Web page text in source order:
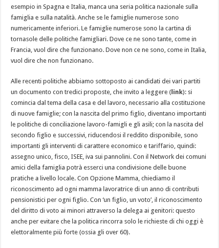
esempio in Spagna e Italia, manca una seria politica nazionale sulla
famiglia e sulla natalità. Anche se le famiglie numerose sono
numericamente inferiori. Le famiglie numerose sono la cartina di
tornasole delle politiche famigliari. Dove ce ne sono tante, come in
Francia, vuol dire che funzionano. Dove non ce ne sono, come in Italia,
vuol dire che non funzionano.
Alle recenti politiche abbiamo sottoposto ai candidati dei vari partiti
un documento con tredici proposte, che invito a leggere (link): si
comincia dal tema della casa e del lavoro, necessario alla costituzione
di nuove famiglie; con la nascita del primo figlio, diventano importanti
le politiche di conciliazione lavoro-famigli e gli asili; con la nascita del
secondo figlio e successivi, riducendosi il reddito disponibile, sono
importanti gli interventi di carattere economico e tariffario, quindi:
assegno unico, fisco, ISEE, iva sui pannolini. Con il Network dei comuni
amici della famiglia potrà esserci una condivisione delle buone
pratiche a livello locale. Con Opzione Mamma, chiediamo il
riconoscimento ad ogni mamma lavoratrice di un anno di contributi
pensionistici per ogni figlio. Con ‘un figlio, un voto’, il riconoscimento
del diritto di voto ai minori attraverso la delega ai genitori: questo
anche per evitare che la politica rincorra solo le richieste di chi oggi è
elettoralmente più forte (ossia gli over 60).